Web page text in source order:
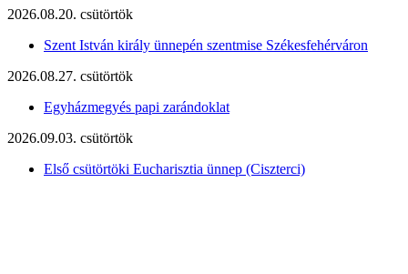
2026.08.20. csütörtök
Szent István király ünnepén szentmise Székesfehérváron
2026.08.27. csütörtök
Egyházmegyés papi zarándoklat
2026.09.03. csütörtök
Első csütörtöki Eucharisztia ünnep (Ciszterci)